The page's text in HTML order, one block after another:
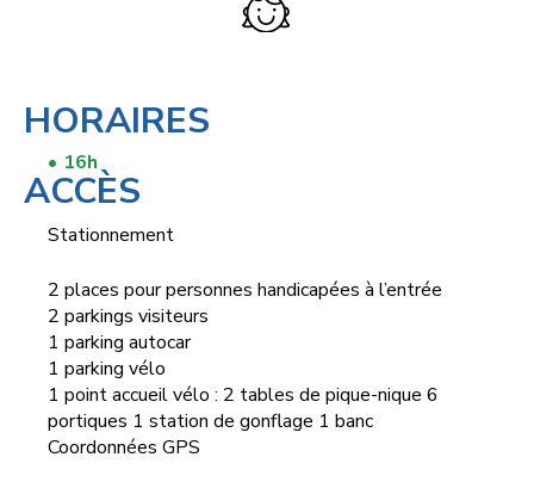
HORAIRES
16h
ACCÈS
Stationnement
2 places pour personnes handicapées à l’entrée
2 parkings visiteurs
1 parking autocar
1 parking vélo
1 point accueil vélo : 2 tables de pique-nique 6
portiques 1 station de gonflage 1 banc
Coordonnées GPS